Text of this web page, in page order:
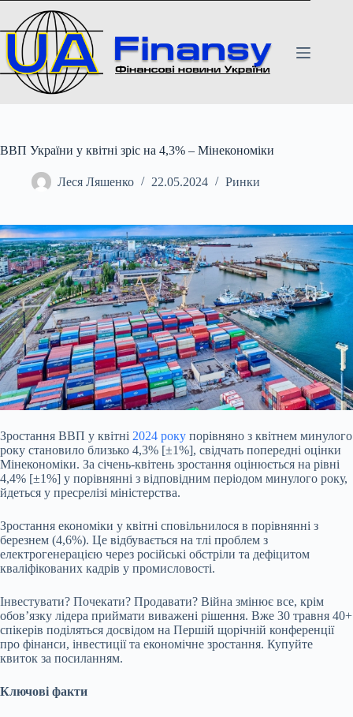
вмісту
ВВП України у квітні зріс на 4,3% – Мінекономіки
Леся Ляшенко 22.05.2024 Ринки
Зростання ВВП у квітні 2024 року порівняно з квітнем минулого
року становило близько 4,3% [±1%], свідчать попередні оцінки
Мінекономіки. За січень-квітень зростання оцінюється на рівні
4,4% [±1%] у порівнянні з відповідним періодом минулого року,
йдеться у пресрелізі міністерства.
Зростання економіки у квітні сповільнилося в порівнянні з
березнем (4,6%). Це відбувається на тлі проблем з
електрогенерацією через російські обстріли та дефіцитом
кваліфікованих кадрів у промисловості.
Інвестувати? Почекати? Продавати? Війна змінює все, крім
обов’язку лідера приймати виважені рішення. Вже 30 травня 40+
спікерів поділяться досвідом на Першій щорічній конференції
про фінанси, інвестиції та економічне зростання. Купуйте
квиток за посиланням.
Ключові факти